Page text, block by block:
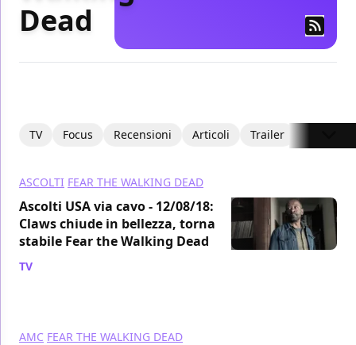
Dead
TV Focus Recensioni Articoli Trailer
ASCOLTI FEAR THE WALKING DEAD
Ascolti USA via cavo - 12/08/18:
Claws chiude in bellezza, torna
stabile Fear the Walking Dead
TV
AMC FEAR THE WALKING DEAD